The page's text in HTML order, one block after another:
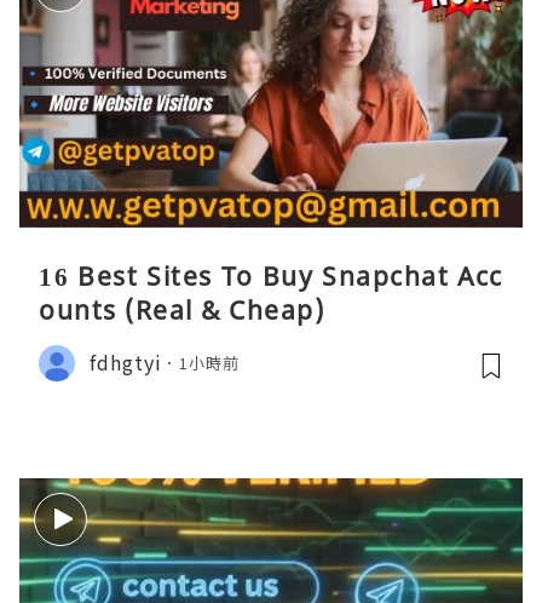
16 Best Sites To Buy Snapchat Acc
ounts (Real & Cheap)
fdhgtyi 1小時前